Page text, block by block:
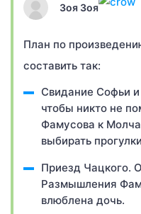
Зоя Зоя
План по
составить так:
Свидание Софьи
чтобы никто не
Фамусова к
выбирать
Приезд Чацкого.
Размышления
влюблена дочь.